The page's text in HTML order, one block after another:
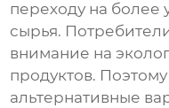
переходу на более
сырья.
внимание на
продуктов.
альтернативные